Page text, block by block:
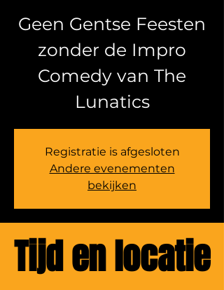
Geen Gentse Feesten
zonder de Impro
Comedy van The
Lunatics
Registratie is afgesloten
Andere evenementen
bekijken
Tijd en locatie